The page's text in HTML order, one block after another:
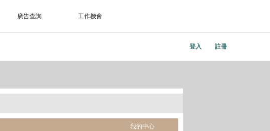
廣告查詢 工作機會
登入 註冊
我的中心